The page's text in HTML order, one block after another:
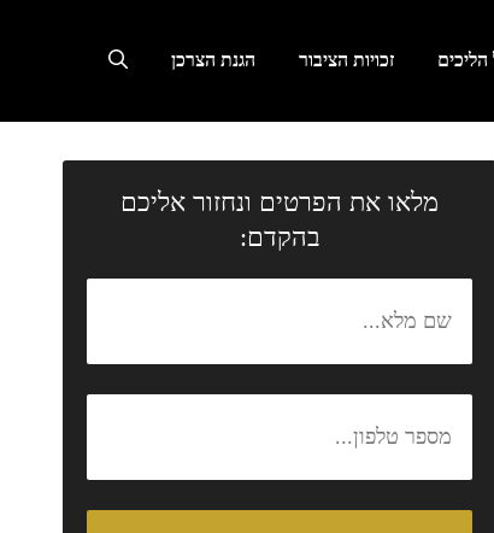
הליכים זכויות הציבור הגנת הצרכן
מלאו את הפרטים ונחזור אליכם
בהקדם: